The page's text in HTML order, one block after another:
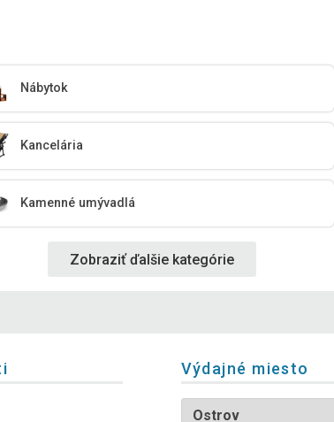
Nábytok
Kancelária
Kamenné umývadlá
Zobraziť ďalšie kategórie
Výdajné miesto